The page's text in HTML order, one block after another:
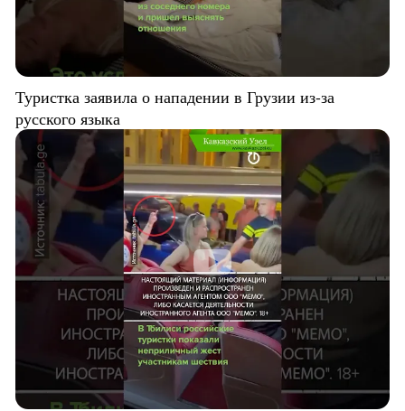
Туристка заявила о нападении в Грузии из-за
русского языка